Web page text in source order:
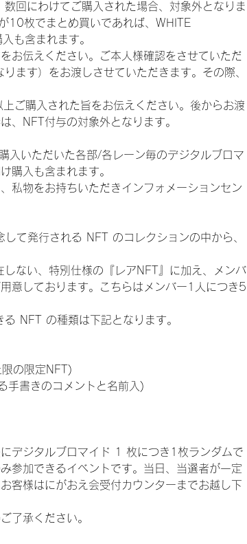
回にわけてご購入された場合、対象外となりま
10枚でまとめ買いであれば、WHITE
も含まれます。
お伝えください。ご本人様確認をさせていただ
ます）をお渡しさせていただきます。その際、
ご購入された旨をお伝えください。後からお渡
、NFT付与の対象外となります。
いただいた各部/各レーン毎のデジタルブロマ
購入も含まれます。
私物をお持ちいただきインフォメーションセン
て発行される NFT のコレクションの中から、
ない、特別仕様の『レアNFT』に加え、メンバ
意しております。こちらはメンバー1人につき5
NFT の種類は下記となります。
の限定NFT)
書きのコメントと名前入)
デジタルブロマイド 1 枚につき1枚ランダムで
参加できるイベントです。当日、当選者が一定
客様はにがおえ会受付カウンターまでお越し下
了承ください。